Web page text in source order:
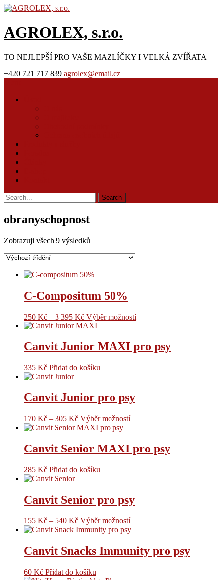
AGROLEX, s.r.o.
TO NEJLEPŠÍ PRO VAŠE MAZLÍČKY I VELKÁ ZVÍŘATA
+420 721 717 839 agrolex@email.cz
obranyschopnost
Zobrazuji všech 9 výsledků
C-Compositum 50%
250 Kč – 3 395 Kč Výběr možností
Canvit Junior MAXI pro psy
335 Kč Přidat do košíku
Canvit Junior pro psy
170 Kč – 305 Kč Výběr možností
Canvit Senior MAXI pro psy
285 Kč Přidat do košíku
Canvit Senior pro psy
155 Kč – 540 Kč Výběr možností
Canvit Snacks Immunity pro psy
60 Kč Přidat do košíku